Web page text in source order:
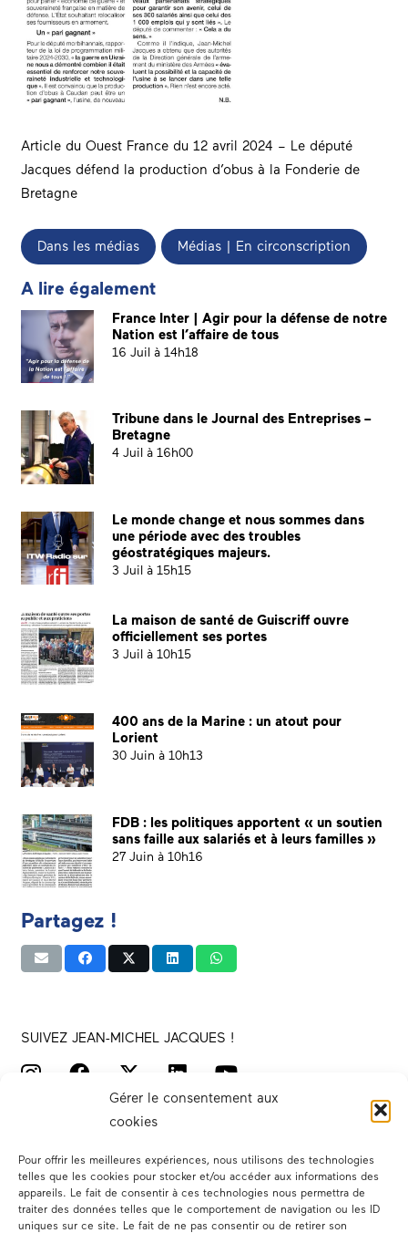
Gérer le consentement aux
cookies
Pour offrir les meilleures expériences, nous utilisons des technologies
telles que les cookies pour stocker et/ou accéder aux informations des
appareils. Le fait de consentir à ces technologies nous permettra de
traiter des données telles que le comportement de navigation ou les ID
uniques sur ce site. Le fait de ne pas consentir ou de retirer son
Article du Ouest France du 12 avril 2024 – Le député
Jacques défend la production d’obus à la Fonderie de
Bretagne
Dans les médias Médias | En circonscription
A lire également
France Inter | Agir pour la défense de notre
Nation est l’affaire de tous
16 Juil à 14h18
Tribune dans le Journal des Entreprises –
Bretagne
4 Juil à 16h00
Le monde change et nous sommes dans
une période avec des troubles
géostratégiques majeurs.
3 Juil à 15h15
La maison de santé de Guiscriff ouvre
officiellement ses portes
3 Juil à 10h15
400 ans de la Marine : un atout pour
Lorient
30 Juin à 10h13
FDB : les politiques apportent « un soutien
sans faille aux salariés et à leurs familles »
27 Juin à 10h16
Partagez !
SUIVEZ JEAN-MICHEL JACQUES !
Votre député